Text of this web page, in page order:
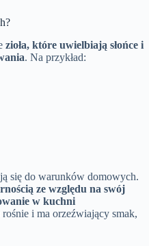
zioła, które uwielbiają słońce i
. Na przykład:
się do warunków domowych.
ze względu na swój
w kuchni
i ma orzeźwiający smak,